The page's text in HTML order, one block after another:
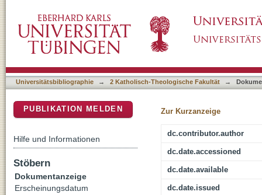
Universitätsbibliographie → 2 Katholisch-Theologische Fakultät →
Zur Kurzanzeige
dc.contributor.author
dc.date.accessioned
dc.date.available
dc.date.issued
PUBLIKATION MELDEN
Hilfe und Informationen
Stöbern
Dokumentanzeige
Erscheinungsdatum